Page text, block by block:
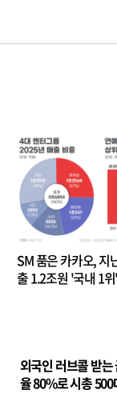
SM 품은 카카오, 지
출 1.2조원 '국내 1
외국인 러브콜 받
율 80%로 시총 500